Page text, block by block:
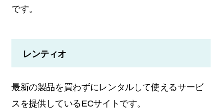
です。
レンティオ
最新の製品を買わずにレンタルして使えるサービ
スを提供しているECサイトです。